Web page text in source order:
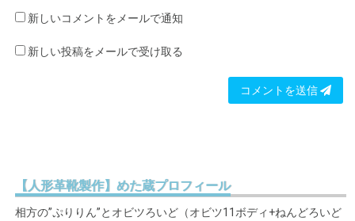
新しいコメントをメールで通知
新しい投稿をメールで受け取る
コメントを送信
【人形革靴製作】めた蔵プロフィール
相方の”ぷりりん”とオビツろいど（オビツ11ボディ+ねんどろいど